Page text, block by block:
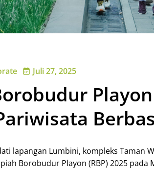
Juli 27, 2025
lapangan Lumbini, kompleks Taman
Borobudur Playon (RBP) 2025 pada